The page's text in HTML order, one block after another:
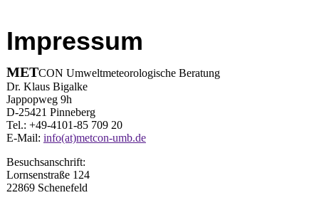
Impressum
METCON Umweltmeteorologische Beratung
Dr. Klaus Bigalke
Jappopweg 9h
D-25421 Pinneberg
Tel.: +49-4101-85 709 20
E-Mail: info(at)metcon-umb.de
Besuchsanschrift:
Lornsenstraße 124
22869 Schenefeld